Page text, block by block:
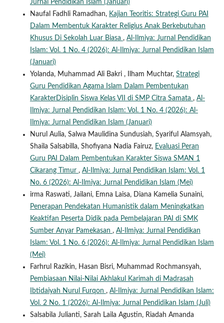
Jurnal Pendidikan Islam (Januari)
Naufal Fadhli Ramadhan, Kajian Teoritis: Strategi Guru PAI
Dalam Membentuk Karakter Religius Anak Berkebutuhan
Khusus Di Sekolah Luar Biasa , Al-Ilmiya: Jurnal Pendidikan
Islam: Vol. 1 No. 4 (2026): Al-Ilmiya: Jurnal Pendidikan Islam
(Januari)
Yolanda, Muhammad Ali Bakri , Ilham Muchtar, Strategi
Guru Pendidikan Agama Islam Dalam Pembentukan
KarakterDisiplin Siswa Kelas VII di SMP Citra Samata , Al-
Ilmiya: Jurnal Pendidikan Islam: Vol. 1 No. 4 (2026): Al-
Ilmiya: Jurnal Pendidikan Islam (Januari)
Nurul Aulia, Salwa Maulidina Sundusiah, Syariful Alamsyah,
Shaila Salsabilla, Shofiyana Nadia Fairuz, Evaluasi Peran
Guru PAI Dalam Pembentukan Karakter Siswa SMAN 1
Cikarang Timur , Al-Ilmiya: Jurnal Pendidikan Islam: Vol. 1
No. 6 (2026): Al-Ilmiya: Jurnal Pendidikan Islam (Mei)
irma Raswati, Jailani, Emna Laisa, Diana Kamelia Sunaini,
Penerapan Pendekatan Humanistik dalam Meningkatkan
Keaktifan Peserta Didik pada Pembelajaran PAI di SMK
Sumber Anyar Pamekasan , Al-Ilmiya: Jurnal Pendidikan
Islam: Vol. 1 No. 6 (2026): Al-Ilmiya: Jurnal Pendidikan Islam
(Mei)
Farhrul Razikin, Hasan Bisri, Muhammad Rochmansyah,
Pembiasaan Nilai-Nilai Akhlakul Karimah di Madrasah
Ibtidaiyah Nurul Furqon , Al-Ilmiya: Jurnal Pendidikan Islam:
Vol. 2 No. 1 (2026): Al-Ilmiya: Jurnal Pendidikan Islam (Juli)
Salsabila Julianti, Sarah Laila Agustin, Riadah Amanda